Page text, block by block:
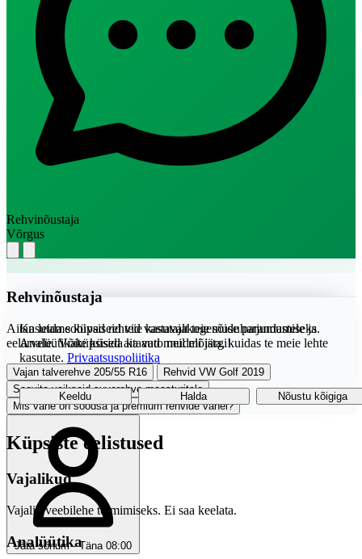
Rehvinõustaja
Võrgus
Rehvinõustaja
Aitan leida sobivad rehvid vastavalt teie sõiduharjumustele ja
eelarvele. Võite küsida ka auto mudeli järgi!
Vajan talverehve 205/55 R16
Rehvid VW Golf 2019
Soovita vaikseid suverehve maasturitele
Mis vahe on soodsa ja premium rehvide vahel?
Jäta sõnum · Täna 08:00
Kasutame küpsiseid teie kasutajakogemuse parandamiseks.
Analüütikaküpsised aitavad meil mõista, kuidas te meie lehte
kasutate. Privaatsuspoliitika
Keeldu Halda Nõustu kõigiga
Küpsiste eelistused
Vajalikud
Vajalik veebilehe toimimiseks. Ei saa keelata.
Analüütika